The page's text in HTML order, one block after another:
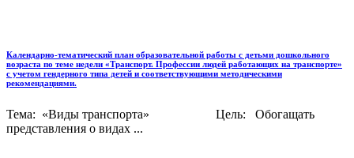
Календарно-тематический план образовательной работы с детьми дошкольного
возраста по теме недели «Транспорт. Профессии людей работающих на транспорте»
с учетом гендерного типа детей и соответствующими методическими
рекомендациями.
Тема: «Виды транспорта» Цель: Обогащать
представления о видах ...